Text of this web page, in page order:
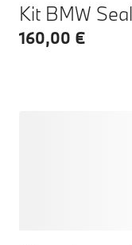
Kit BMW
160,00 €